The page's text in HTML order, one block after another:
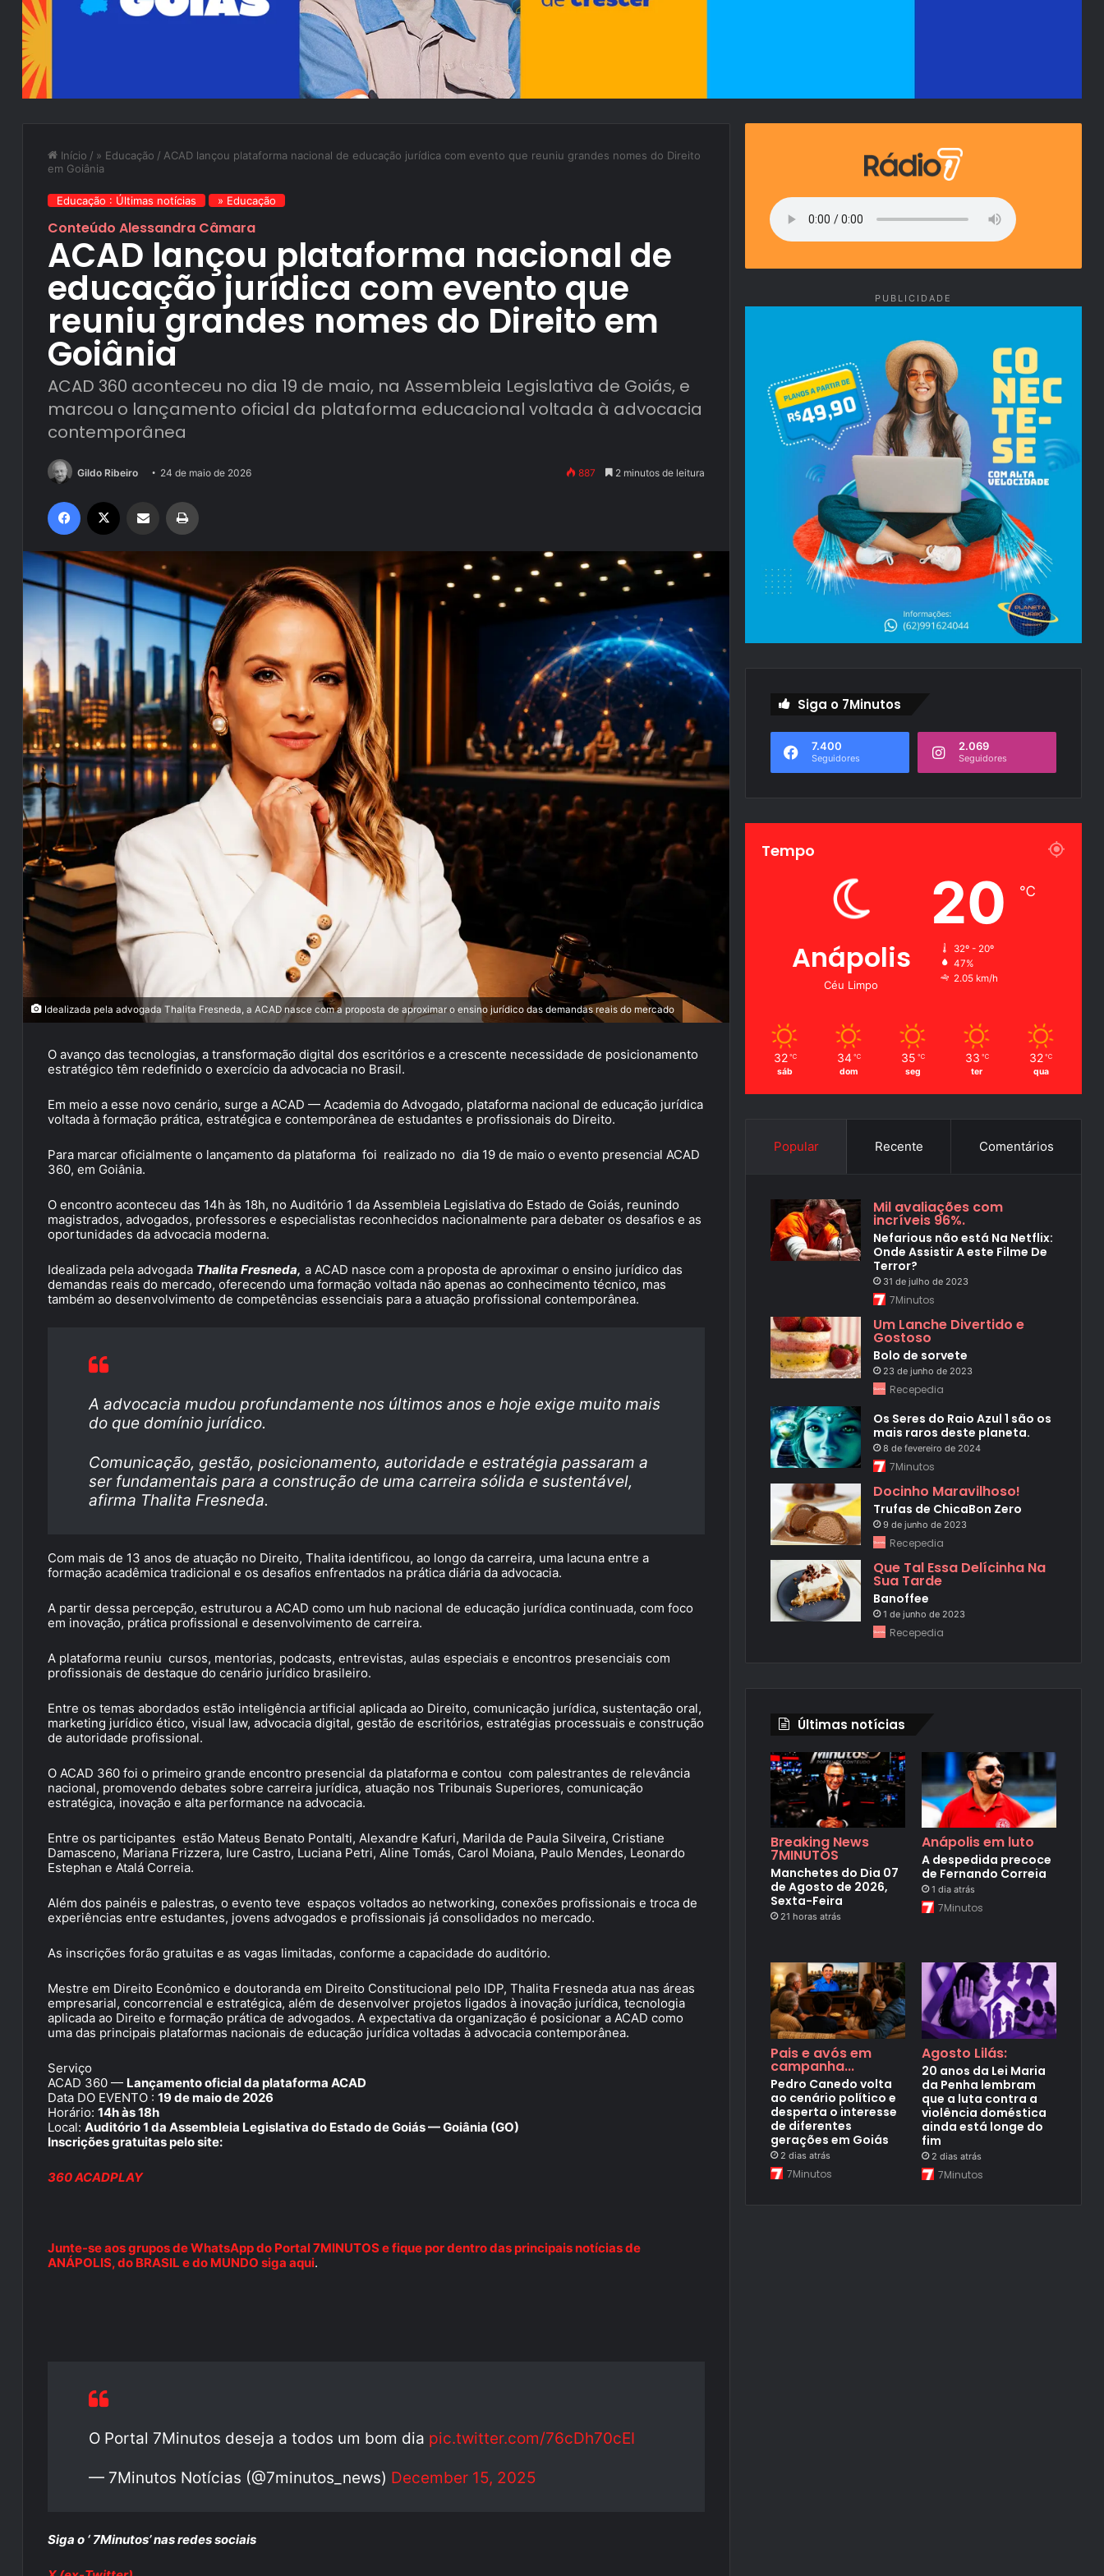
Início / » Educação / ACAD lançou plataforma nacional de educação jurídica com evento que reuniu grandes nomes do Direito
em Goiânia
Educação : Últimas notícias » Educação
Conteúdo Alessandra Câmara
ACAD lançou plataforma nacional de
educação jurídica com evento que
reuniu grandes nomes do Direito em
Goiânia
ACAD 360 aconteceu no dia 19 de maio, na Assembleia Legislativa de Goiás, e
marcou o lançamento oficial da plataforma educacional voltada à advocacia
contemporânea
Gildo Ribeiro 24 de maio de 2026 887 2 minutos de leitura
Idealizada pela advogada Thalita Fresneda, a ACAD nasce com a proposta de aproximar o ensino jurídico das demandas reais do mercado
O avanço das tecnologias, a transformação digital dos escritórios e a crescente necessidade de posicionamento
estratégico têm redefinido o exercício da advocacia no Brasil.
Em meio a esse novo cenário, surge a ACAD — Academia do Advogado, plataforma nacional de educação jurídica
voltada à formação prática, estratégica e contemporânea de estudantes e profissionais do Direito.
Para marcar oficialmente o lançamento da plataforma foi realizado no dia 19 de maio o evento presencial ACAD
360, em Goiânia.
O encontro aconteceu das 14h às 18h, no Auditório 1 da Assembleia Legislativa do Estado de Goiás, reunindo
magistrados, advogados, professores e especialistas reconhecidos nacionalmente para debater os desafios e as
oportunidades da advocacia moderna.
Idealizada pela advogada Thalita Fresneda, a ACAD nasce com a proposta de aproximar o ensino jurídico das
demandas reais do mercado, oferecendo uma formação voltada não apenas ao conhecimento técnico, mas
também ao desenvolvimento de competências essenciais para a atuação profissional contemporânea.
A advocacia mudou profundamente nos últimos anos e hoje exige muito mais
do que domínio jurídico.
Comunicação, gestão, posicionamento, autoridade e estratégia passaram a
ser fundamentais para a construção de uma carreira sólida e sustentável,
afirma Thalita Fresneda.
Com mais de 13 anos de atuação no Direito, Thalita identificou, ao longo da carreira, uma lacuna entre a
formação acadêmica tradicional e os desafios enfrentados na prática diária da advocacia.
A partir dessa percepção, estruturou a ACAD como um hub nacional de educação jurídica continuada, com foco
em inovação, prática profissional e desenvolvimento de carreira.
A plataforma reuniu cursos, mentorias, podcasts, entrevistas, aulas especiais e encontros presenciais com
profissionais de destaque do cenário jurídico brasileiro.
Entre os temas abordados estão inteligência artificial aplicada ao Direito, comunicação jurídica, sustentação oral,
marketing jurídico ético, visual law, advocacia digital, gestão de escritórios, estratégias processuais e construção
de autoridade profissional.
O ACAD 360 foi o primeiro grande encontro presencial da plataforma e contou com palestrantes de relevância
nacional, promovendo debates sobre carreira jurídica, atuação nos Tribunais Superiores, comunicação
estratégica, inovação e alta performance na advocacia.
Entre os participantes estão Mateus Benato Pontalti, Alexandre Kafuri, Marilda de Paula Silveira, Cristiane
Damasceno, Mariana Frizzera, Iure Castro, Luciana Petri, Aline Tomás, Carol Moiana, Paulo Mendes, Leonardo
Estephan e Atalá Correia.
Além dos painéis e palestras, o evento teve espaços voltados ao networking, conexões profissionais e troca de
experiências entre estudantes, jovens advogados e profissionais já consolidados no mercado.
As inscrições forão gratuitas e as vagas limitadas, conforme a capacidade do auditório.
Mestre em Direito Econômico e doutoranda em Direito Constitucional pelo IDP, Thalita Fresneda atua nas áreas
empresarial, concorrencial e estratégica, além de desenvolver projetos ligados à inovação jurídica, tecnologia
aplicada ao Direito e formação prática de advogados. A expectativa da organização é posicionar a ACAD como
uma das principais plataformas nacionais de educação jurídica voltadas à advocacia contemporânea.
Serviço
ACAD 360 — Lançamento oficial da plataforma ACAD
Data DO EVENTO : 19 de maio de 2026
Horário: 14h às 18h
Local: Auditório 1 da Assembleia Legislativa do Estado de Goiás — Goiânia (GO)
Inscrições gratuitas pelo site:
360 ACADPLAY
Junte-se aos grupos de WhatsApp do Portal 7MINUTOS e fique por dentro das principais notícias de
ANÁPOLIS, do BRASIL e do MUNDO siga aqui.
O Portal 7Minutos deseja a todos um bom dia pic.twitter.com/76cDh70cEI
— 7Minutos Notícias (@7minutos_news) December 15, 2025
Siga o ‘ 7Minutos’ nas redes sociais
PUBLICIDADE
Siga o 7Minutos
7.400
Seguidores
2.069
Seguidores
Tempo
Anápolis
Céu Limpo
20 ℃
32º - 20º
47%
2.05 km/h
32 ℃
sáb
34 ℃
dom
35 ℃
seg
33 ℃
ter
32 ℃
qua
Popular Recente Comentários
Mil avaliações com
incríveis 96%.
Nefarious não está Na Netflix:
Onde Assistir A este Filme De
Terror?
31 de julho de 2023
7Minutos
Um Lanche Divertido e
Gostoso
Bolo de sorvete
23 de junho de 2023
Recepedia
Os Seres do Raio Azul 1 são os
mais raros deste planeta.
8 de fevereiro de 2024
7Minutos
Docinho Maravilhoso!
Trufas de ChicaBon Zero
9 de junho de 2023
Recepedia
Que Tal Essa Delícinha Na
Sua Tarde
Banoffee
1 de junho de 2023
Recepedia
Últimas notícias
Breaking News
7MINUTOS
Manchetes do Dia 07
de Agosto de 2026,
Sexta-Feira
21 horas atrás
Anápolis em luto
A despedida precoce
de Fernando Correia
1 dia atrás
7Minutos
Pais e avós em
campanha...
Pedro Canedo volta
ao cenário político e
desperta o interesse
de diferentes
gerações em Goiás
2 dias atrás
7Minutos
Agosto Lilás:
20 anos da Lei Maria
da Penha lembram
que a luta contra a
violência doméstica
ainda está longe do
fim
2 dias atrás
7Minutos